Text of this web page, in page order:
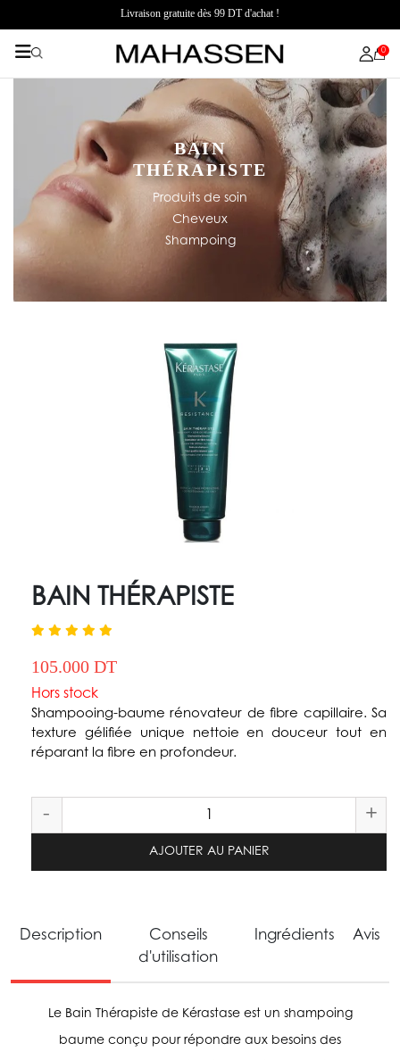
Livraison gratuite dès 99 DT d'achat !
0
BAIN
THÉRAPISTE
Produits de soin
Cheveux
Shampoing
BAIN THÉRAPISTE
105.000 DT
Hors stock
Shampooing-baume rénovateur de fibre capillaire. Sa
texture gélifiée unique nettoie en douceur tout en
réparant la fibre en profondeur.
- +
AJOUTER AU PANIER
Description
Conseils
d'utilisation
Ingrédients Avis
Le Bain Thérapiste de Kérastase est un shampoing
baume conçu pour répondre aux besoins des